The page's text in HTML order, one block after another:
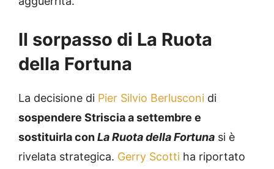
Il sorpasso di La Ruota
della Fortuna
La decisione di Pier Silvio Berlusconi di
sospendere Striscia a settembre e
sostituirla conLa Ruota della Fortuna si è
rivelata strategica. Gerry Scotti ha riportato